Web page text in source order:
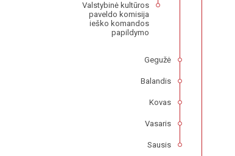
Valstybinė kultūros
paveldo komisija
ieško komandos
papildymo
Gegužė
Balandis
Kovas
Vasaris
Sausis